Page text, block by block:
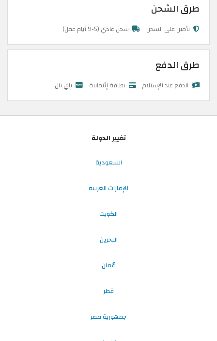
طرق الشحن
تأمين على الشحن شحن عادي (5-9 أيام عمل)
طرق الدفع
الدفع عند الإستلام بطاقة إئتمانية باي بال
تغيير الدولة
السعودية
الإمارات العربية
الكويت
البحرين
عُمان
قطر
جمهورية مصر